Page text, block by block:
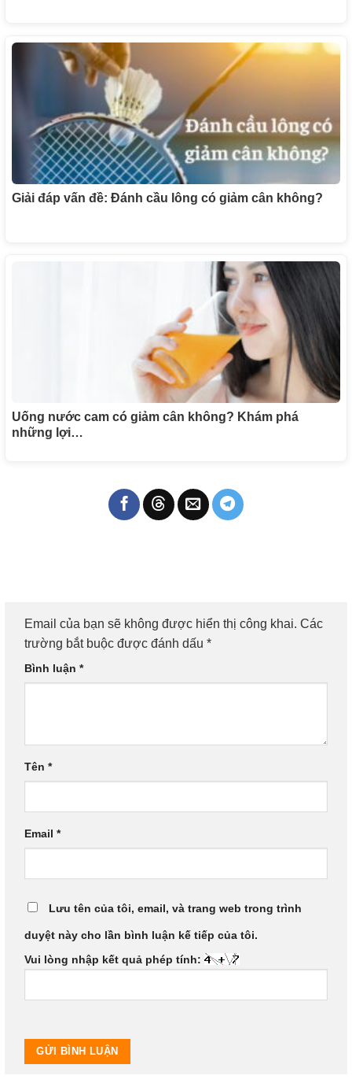
Giải đáp vấn đề: Đánh cầu lông có giảm cân không?
Uống nước cam có giảm cân không? Khám phá
những lợi…
Email của bạn sẽ không được hiển thị công khai. Các
trường bắt buộc được đánh dấu *
Bình luận *
Tên *
Email *
Lưu tên của tôi, email, và trang web trong trình
duyệt này cho lần bình luận kế tiếp của tôi.
Vui lòng nhập kết quả phép tính: